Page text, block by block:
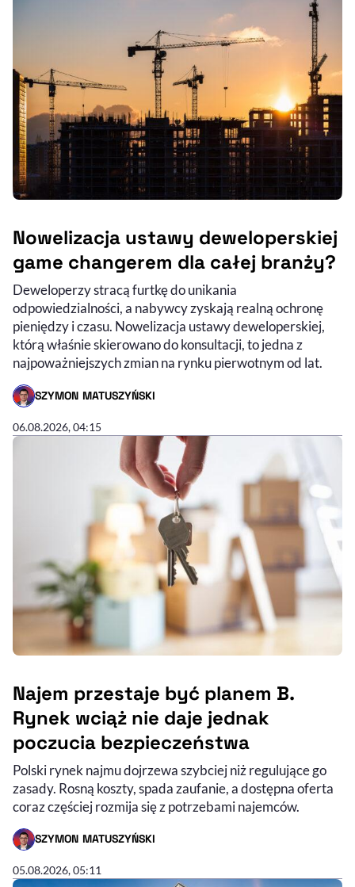
Nowelizacja ustawy deweloperskiej
game changerem dla całej branży?
Deweloperzy stracą furtkę do unikania
odpowiedzialności, a nabywcy zyskają realną ochronę
pieniędzy i czasu. Nowelizacja ustawy deweloperskiej,
którą właśnie skierowano do konsultacji, to jedna z
najpoważniejszych zmian na rynku pierwotnym od lat.
SZYMON MATUSZYŃSKI
- AUTOR ARTYKUŁU - PROFIL
06.08.2026, 04:15
Najem przestaje być planem B.
Rynek wciąż nie daje jednak
poczucia bezpieczeństwa
Polski rynek najmu dojrzewa szybciej niż regulujące go
zasady. Rosną koszty, spada zaufanie, a dostępna oferta
coraz częściej rozmija się z potrzebami najemców.
SZYMON MATUSZYŃSKI
- AUTOR ARTYKUŁU - PROFIL
05.08.2026, 05:11